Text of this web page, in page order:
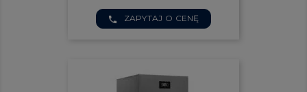
phone ZAPYTAJ O CENĘ